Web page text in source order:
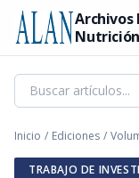
Archivos
Nutrición
Inicio / Ediciones /
TRABAJO DE